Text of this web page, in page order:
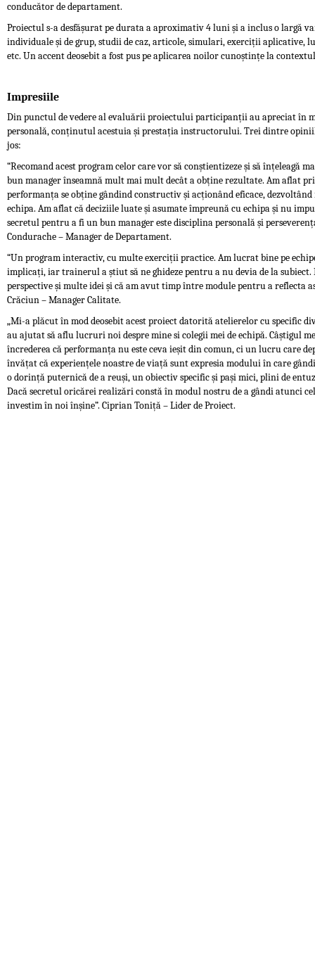
conducător de departament.
Proiectul s-a desfășurat pe durata a aproximativ 4 luni și a inclus o largă
individuale și de grup, studii de caz, articole, simulari, exerciții aplicative,
etc. Un accent deosebit a fost pus pe aplicarea noilor cunoștințe la
Impresiile
Din punctul de vedere al evaluării proiectului participanții au apreciat în
personală, conținutul acestuia și prestația instructorului. Trei dintre
jos:
“Recomand acest program celor care vor să conștientizeze și să înțeleagă
bun manager înseamnă mult mai mult decât a obține rezultate. Am aflat
performanța se obține gândind constructiv și acționând eficace,
echipa. Am aflat că deciziile luate și asumate împreună cu echipa și nu
secretul pentru a fi un bun manager este disciplina personală și
Condurache – Manager de Departament.
“Un program interactiv, cu multe exerciții practice. Am lucrat bine pe
implicați, iar trainerul a știut să ne ghideze pentru a nu devia de la
perspective și multe idei și că am avut timp între module pentru a reflecta
Crăciun – Manager Calitate.
„Mi-a plăcut în mod deosebit acest proiect datorită atelierelor cu specific
au ajutat să aflu lucruri noi despre mine si colegii mei de echipă. Câștigul
încrederea că performanța nu este ceva ieșit din comun, ci un lucru care
învățat că experiențele noastre de viață sunt expresia modului în care
o dorință puternică de a reuși, un obiectiv specific și pași mici, plini de
Dacă secretul oricărei realizări constă în modul nostru de a gândi atunci
investim în noi înșine”. Ciprian Toniță – Lider de Proiect.